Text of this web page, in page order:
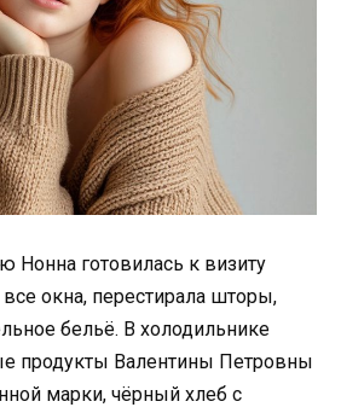
готовилась к визиту
окна, перестирала шторы,
бельё. В холодильнике
продукты Валентины Петровны
марки, чёрный хлеб с